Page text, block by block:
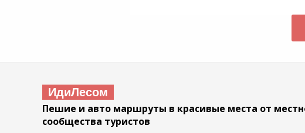
ИдиЛесом
Пешие и авто маршруты в красивые места от
сообщества туристов